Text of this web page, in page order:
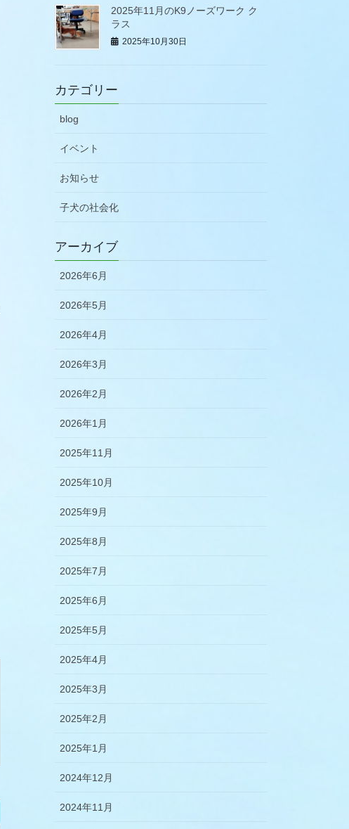
2025年11月のK9ノーズワーク ク
ラス
2025年10月30日
カテゴリー
blog
イベント
お知らせ
子犬の社会化
アーカイブ
2026年6月
2026年5月
2026年4月
2026年3月
2026年2月
2026年1月
2025年11月
2025年10月
2025年9月
2025年8月
2025年7月
2025年6月
2025年5月
2025年4月
2025年3月
2025年2月
2025年1月
2024年12月
2024年11月